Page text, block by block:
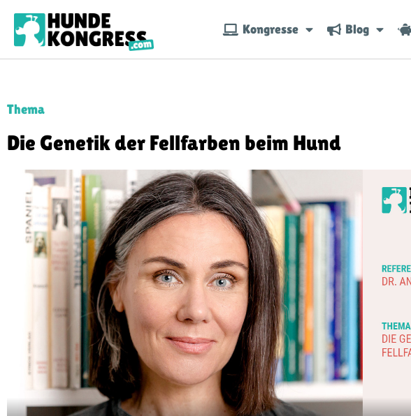
Kongresse Blog
Thema
Die Genetik der Fellfarben beim Hund